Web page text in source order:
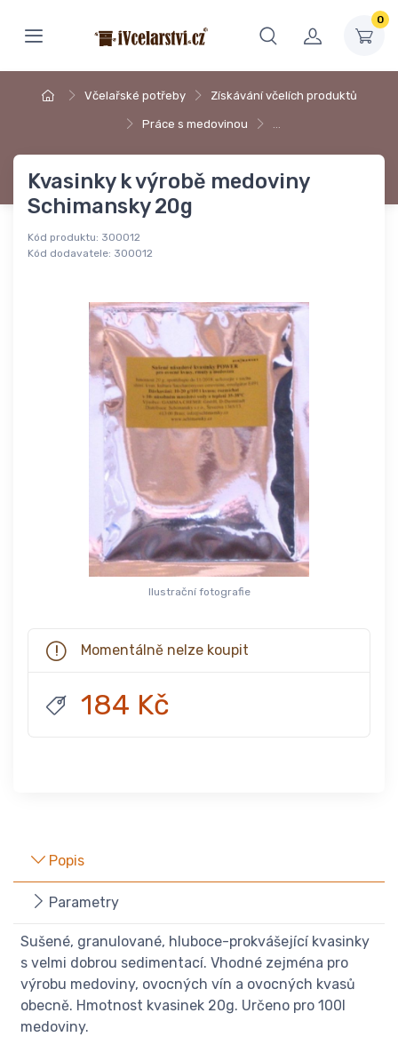
0
Včelařské potřeby Získávání včelích produktů
Práce s medovinou …
Kvasinky k výrobě medoviny
Schimansky 20g
Kód produktu: 300012
Kód dodavatele: 300012
Ilustrační fotografie
Momentálně nelze koupit
184 Kč
Popis
Parametry
Sušené, granulované, hluboce-prokvášející kvasinky
s velmi dobrou sedimentací. Vhodné zejména pro
výrobu medoviny, ovocných vín a ovocných kvasů
obecně. Hmotnost kvasinek 20g. Určeno pro 100l
medoviny.